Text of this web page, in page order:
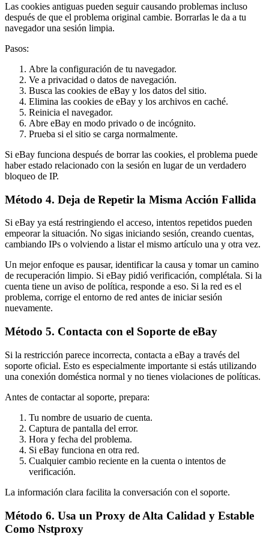
Las cookies antiguas pueden seguir causando problemas incluso
después de que el problema original cambie. Borrarlas le da a tu
navegador una sesión limpia.
Pasos:
Abre la configuración de tu navegador.
Ve a privacidad o datos de navegación.
Busca las cookies de eBay y los datos del sitio.
Elimina las cookies de eBay y los archivos en caché.
Reinicia el navegador.
Abre eBay en modo privado o de incógnito.
Prueba si el sitio se carga normalmente.
Si eBay funciona después de borrar las cookies, el problema puede
haber estado relacionado con la sesión en lugar de un verdadero
bloqueo de IP.
Método 4. Deja de Repetir la Misma Acción Fallida
Si eBay ya está restringiendo el acceso, intentos repetidos pueden
empeorar la situación. No sigas iniciando sesión, creando cuentas,
cambiando IPs o volviendo a listar el mismo artículo una y otra vez.
Un mejor enfoque es pausar, identificar la causa y tomar un camino
de recuperación limpio. Si eBay pidió verificación, complétala. Si la
cuenta tiene un aviso de política, responde a eso. Si la red es el
problema, corrige el entorno de red antes de iniciar sesión
nuevamente.
Método 5. Contacta con el Soporte de eBay
Si la restricción parece incorrecta, contacta a eBay a través del
soporte oficial. Esto es especialmente importante si estás utilizando
una conexión doméstica normal y no tienes violaciones de políticas.
Antes de contactar al soporte, prepara:
Tu nombre de usuario de cuenta.
Captura de pantalla del error.
Hora y fecha del problema.
Si eBay funciona en otra red.
Cualquier cambio reciente en la cuenta o intentos de
verificación.
La información clara facilita la conversación con el soporte.
Método 6. Usa un Proxy de Alta Calidad y Estable
Como Nstproxy